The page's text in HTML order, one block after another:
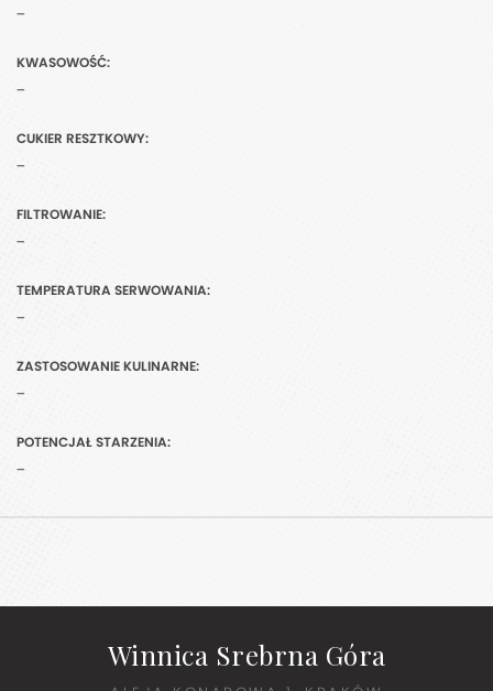
-
KWASOWOŚĆ:
-
CUKIER RESZTKOWY:
-
FILTROWANIE:
-
TEMPERATURA SERWOWANIA:
-
ZASTOSOWANIE KULINARNE:
-
POTENCJAŁ STARZENIA:
-
Winnica Srebrna Góra